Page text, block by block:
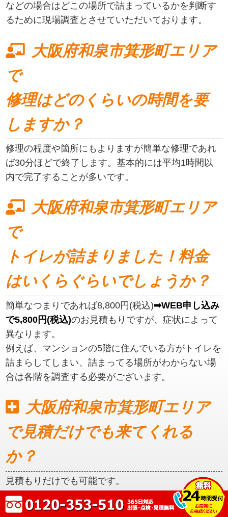
などの場合はどこの場所で詰まっているかを判断す
るために現場調査とさせていただいております。
大阪府和泉市箕形町エリア
で
修理はどのくらいの時間を要
しますか？
修理の程度や箇所にもよりますが簡単な修理であれ
ば30分ほどで終了します。基本的には平均1時間以
内で完了することが多いです。
大阪府和泉市箕形町エリア
で
トイレが詰まりました！料金
はいくらぐらいでしょうか？
簡単なつまりであれば8,800円(税込)➡WEB申し込み
で5,800円(税込)のお見積もりですが、症状によって
異なります。
例えば、マンションの5階に住んでいる方がトイレを
詰まらしてしまい、詰まってる場所がわからない場
合は各階を調査する必要がございます。
大阪府和泉市箕形町エリア
で見積だけでも来てくれる
か？
見積もりだけでも可能です。
初めに見積もりをご提示いたしますので、ご納得い
ただいてからの作業となります。